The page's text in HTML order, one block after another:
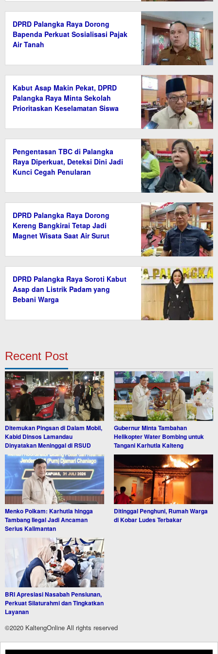
DPRD Palangka Raya Dorong
Bapenda Perkuat Sosialisasi Pajak
Air Tanah
Kabut Asap Makin Pekat, DPRD
Palangka Raya Minta Sekolah
Prioritaskan Keselamatan Siswa
Pengentasan TBC di Palangka
Raya Diperkuat, Deteksi Dini Jadi
Kunci Cegah Penularan
DPRD Palangka Raya Dorong
Kereng Bangkirai Tetap Jadi
Magnet Wisata Saat Air Surut
DPRD Palangka Raya Soroti Kabut
Asap dan Listrik Padam yang
Bebani Warga
Recent Post
Ditemukan Pingsan di Dalam Mobil,
Kabid Dinsos Lamandau
Dinyatakan Meninggal di RSUD
Gubernur Minta Tambahan
Helikopter Water Bombing untuk
Tangani Karhutla Kalteng
Menko Polkam: Karhutla hingga
Tambang Ilegal Jadi Ancaman
Serius Kalimantan
Ditinggal Penghuni, Rumah Warga
di Kobar Ludes Terbakar
BRI Apresiasi Nasabah Pensiunan,
Perkuat Silaturahmi dan Tingkatkan
Layanan
©2020 KaltengOnline All rights reserved